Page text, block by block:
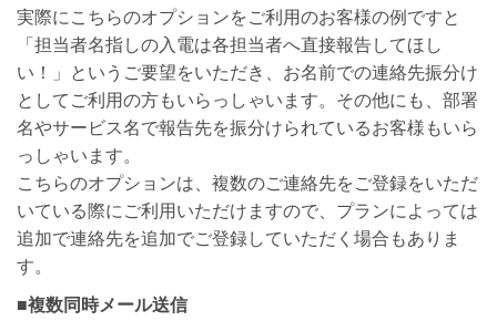
実際にこちらのオプションをご利用のお客様の例ですと
「担当者名指しの入電は各担当者へ直接報告してほし
い！」というご要望をいただき、お名前での連絡先振分け
としてご利用の方もいらっしゃいます。その他にも、部署
名やサービス名で報告先を振分けられているお客様もいら
っしゃいます。
こちらのオプションは、複数のご連絡先をご登録をいただ
いている際にご利用いただけますので、プランによっては
追加で連絡先を追加でご登録していただく場合もありま
す。
■複数同時メール送信